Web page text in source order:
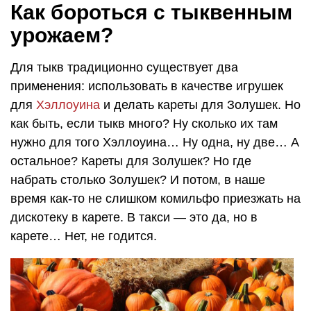
Как бороться с тыквенным
урожаем?
Для тыкв традиционно существует два
применения: использовать в качестве игрушек
для Хэллоуина и делать кареты для Золушек. Но
как быть, если тыкв много? Ну сколько их там
нужно для того Хэллоуина… Ну одна, ну две… А
остальное? Кареты для Золушек? Но где
набрать столько Золушек? И потом, в наше
время как-то не слишком комильфо приезжать на
дискотеку в карете. В такси — это да, но в
карете… Нет, не годится.